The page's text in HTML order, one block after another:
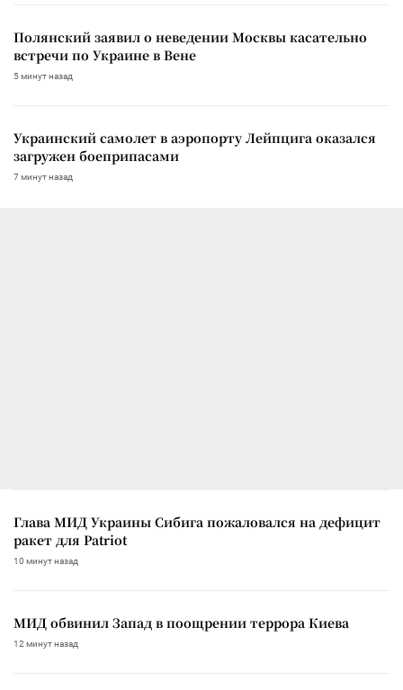
Полянский заявил о неведении Москвы касательно
встречи по Украине в Вене
5 минут назад
Украинский самолет в аэропорту Лейпцига оказался
загружен боеприпасами
7 минут назад
Глава МИД Украины Сибига пожаловался на дефицит
ракет для Patriot
10 минут назад
МИД обвинил Запад в поощрении террора Киева
12 минут назад